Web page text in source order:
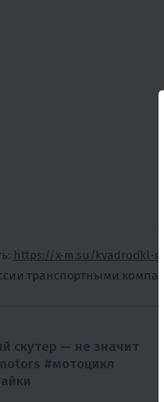
https://x-m.su/kvadrocikl-
транспортными
скутер — не значит
#мотоцикл